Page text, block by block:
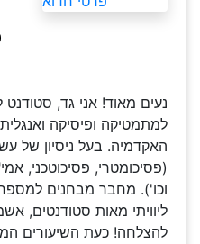
נעים מאוד! אני גד,
למתמטיקה ופיסיקה
האקדמיה. בעל ניסיון של
(פסיכומטרי, פסיכוטכני,
וכו'). מחבר מבחנים למספר
ליוויתי מאות סטודנטים,
להצלחה! כעת השיעורים